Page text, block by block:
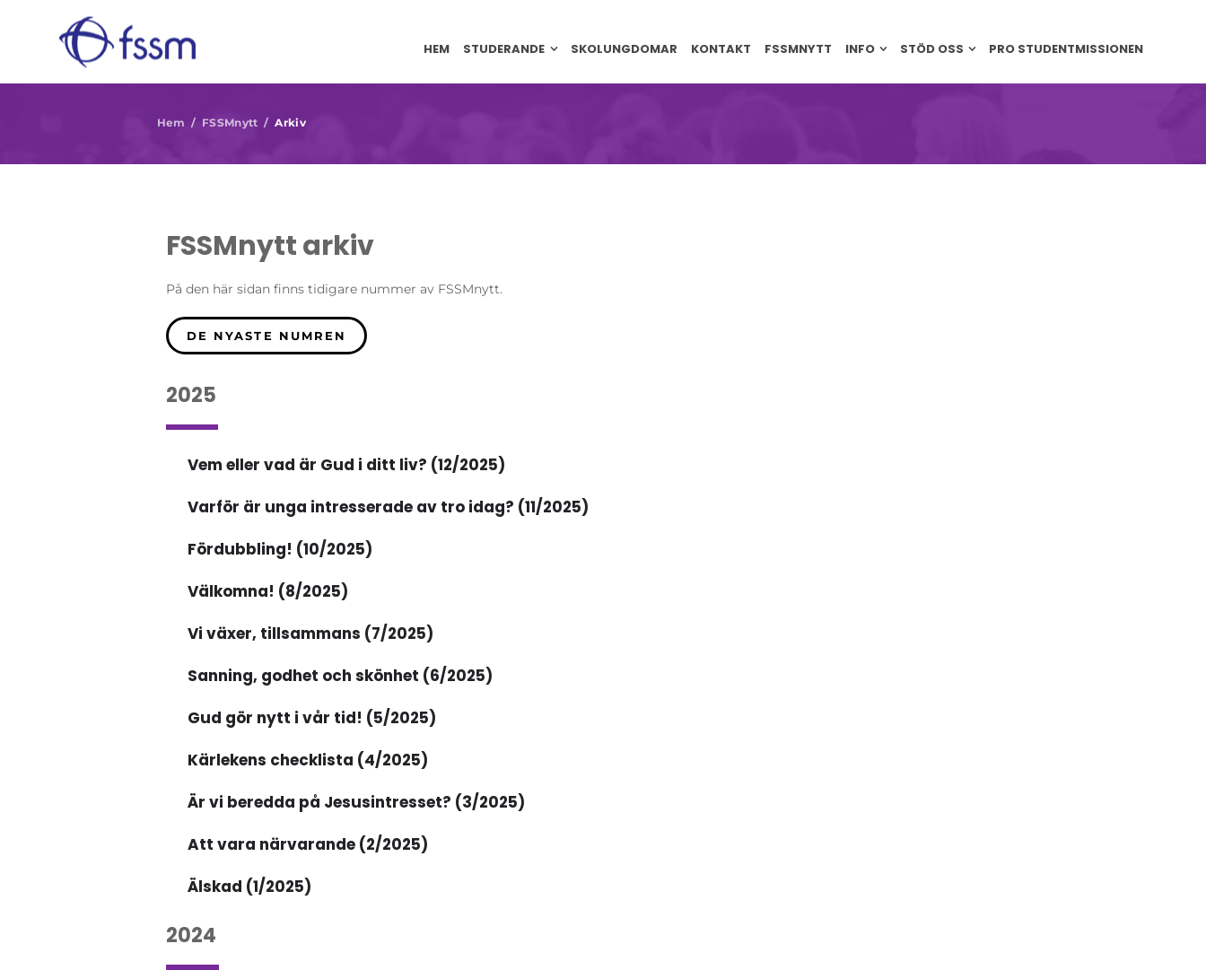
HEM STUDERANDE SKOLUNGDOMAR KONTAKT FSSMNYTT INFO STÖD OSS PRO STUDENTMISSIONEN
Hem / FSSMnytt / Arkiv
FSSMnytt arkiv
På den här sidan finns tidigare nummer av FSSMnytt.
DE NYASTE NUMREN
2025
Vem eller vad är Gud i ditt liv? (12/2025)
Varför är unga intresserade av tro idag? (11/2025)
Fördubbling! (10/2025)
Välkomna! (8/2025)
Vi växer, tillsammans (7/2025)
Sanning, godhet och skönhet (6/2025)
Gud gör nytt i vår tid! (5/2025)
Kärlekens checklista (4/2025)
Är vi beredda på Jesusintresset? (3/2025)
Att vara närvarande (2/2025)
Älskad (1/2025)
2024